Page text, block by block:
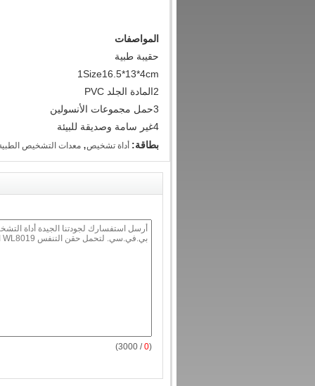
المواصفات
حقيبة طبية
1Size16.5*13*4cm
2المادة الجلد PVC
3حمل مجموعات الأنسولين
4غير سامة وصديقة للبيئة
بطاقة: أداة تشخيص, معدات التشخيص
(
0
/ 3000)